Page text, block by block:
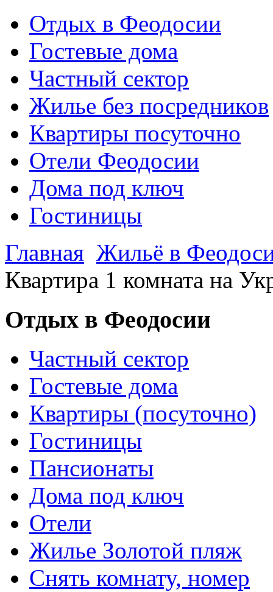
Отдых в Феодосии
Гостевые дома
Частный сектор
Жилье без посредников
Квартиры посуточно
Отели Феодосии
Дома под ключ
Гостиницы
Главная Жильё в
Квартира 1 комната на
Отдых в Феодосии
Частный сектор
Гостевые дома
Квартиры (посуточно)
Гостиницы
Пансионаты
Дома под ключ
Отели
Жилье Золотой пляж
Снять комнату, номер